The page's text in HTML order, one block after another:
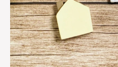
サービス説明動画
監修者一覧